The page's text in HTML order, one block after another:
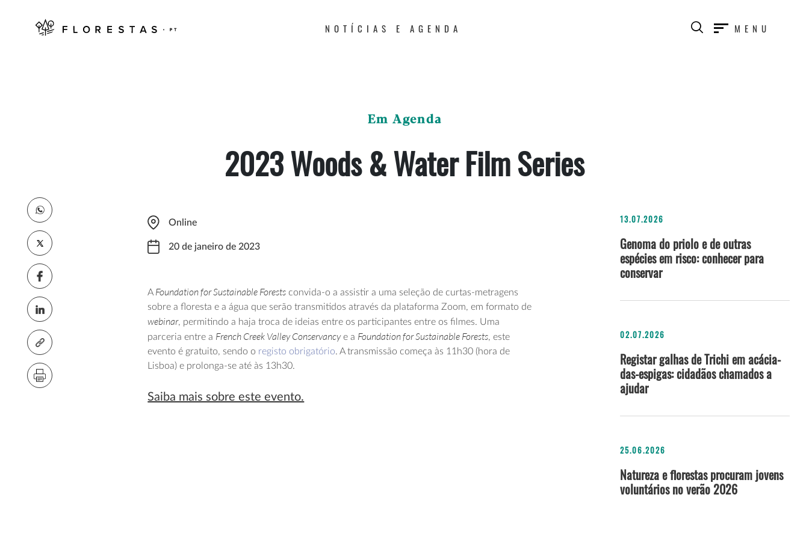
NOTÍCIAS E AGENDA MENU
Em Agenda
2023 Woods & Water Film Series
Online
20 de janeiro de 2023
A Foundation for Sustainable Forests convida-o a assistir a uma seleção de curtas-metragens
sobre a floresta e a água que serão transmitidos através da plataforma Zoom, em formato de
webinar, permitindo a haja troca de ideias entre os participantes entre os filmes. Uma
parceria entre a French Creek Valley Conservancye a Foundation for Sustainable Forests, este
evento é gratuito, sendo o registo obrigatório. A transmissão começa às 11h30 (hora de
Lisboa) e prolonga-se até às 13h30.
Saiba mais sobre este evento.
13.07.2026
Genoma do priolo e de outras
espécies em risco: conhecer para
conservar
02.07.2026
Registar galhas de Trichi em acácia-
das-espigas: cidadãos chamados a
ajudar
25.06.2026
Natureza e florestas procuram jovens
voluntários no verão 2026